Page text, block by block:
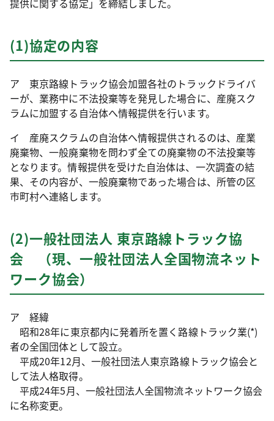
提供に関する協定」を締結しました。
(1)協定の内容
ア 東京路線トラック協会加盟各社のトラックドライバ
ーが、業務中に不法投棄等を発見した場合に、産廃スク
ラムに加盟する自治体へ情報提供を行います。
イ 産廃スクラムの自治体へ情報提供されるのは、産業
廃棄物、一般廃棄物を問わず全ての廃棄物の不法投棄等
となります。情報提供を受けた自治体は、一次調査の結
果、その内容が、一般廃棄物であった場合は、所管の区
市町村へ連絡します。
(2)一般社団法人 東京路線トラック協
会 （現、一般社団法人全国物流ネット
ワーク協会）
ア 経緯
昭和28年に東京都内に発着所を置く路線トラック業(*)
者の全国団体として設立。
平成20年12月、一般社団法人東京路線トラック協会と
して法人格取得。
平成24年5月、一般社団法人全国物流ネットワーク協会
に名称変更。